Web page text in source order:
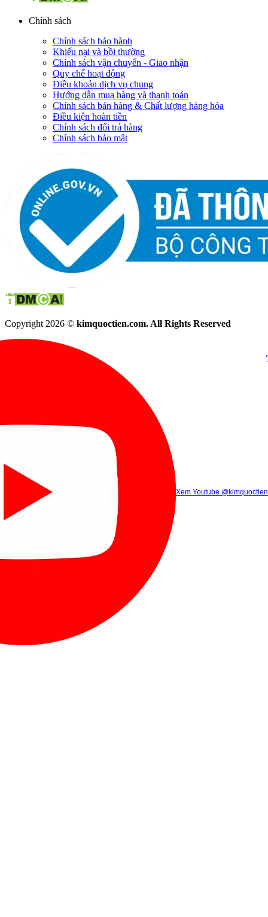
Chính sách
Chính sách bảo hành
Khiếu nại và bồi thường
Chính sách vận chuyển - Giao nhận
Quy chế hoạt động
Điều khoản dịch vụ chung
Hướng dẫn mua hàng và thanh toán
Chính sách bán hàng & Chất lượng hàng hóa
Điều kiện hoàn tiền
Chính sách đổi trả hàng
Chính sách bảo mật
Copyright 2026 © kimquoctien.com. All Rights Reserved
Xem Tik Tok
(8h00 - 21h30)
(8h00 -
Gọi điện (8h00 - 21h30)
Xem Youtube @kimquoctien